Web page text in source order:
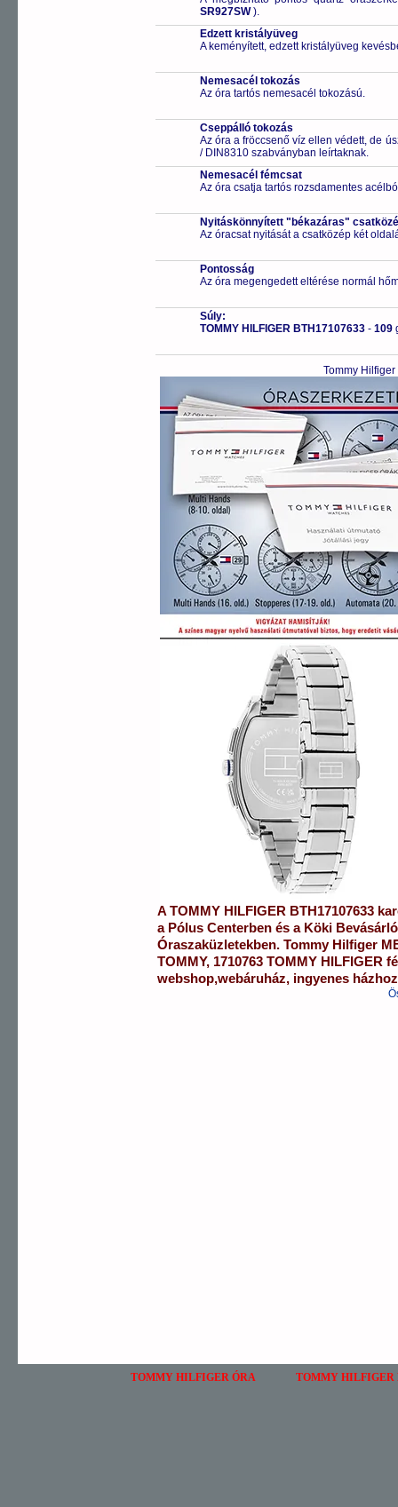
SR927SW).
Edzett kristályüveg
A keményített, edzett kristályüveg
Nemesacél tokozás
Az óra tartós nemesacél tokozású.
Cseppálló tokozás
Az óra a fröccsenő víz ellen védett, de
/ DIN8310 szabványban leírtaknak.
Nemesacél fémcsat
Az óra csatja tartós rozsdamentes
Nyitáskönnyített "békazáras"
Az óracsat nyitását a csatközép két
Pontosság
Az óra megengedett eltérése normál
Súly:
TOMMY HILFIGER BTH17107633 - 109
Tommy
ATOMMY HILFIGER BTH17107633
a Pólus Centerben és a Köki
Óraszaküzletekben.Tommy Hilfiger
TOMMY, 1710763 TOMMY HILFIGER
webshop,webáruház, ingyenes
TOMMY HILFIGER ÓRA TOMMY HILFIGER